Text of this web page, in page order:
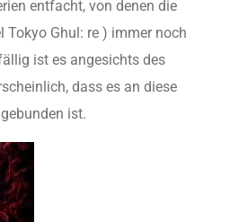
entfacht, von denen die
Tokyo Ghul: re ) immer noch
ist es angesichts des
dass es an diese
ist.